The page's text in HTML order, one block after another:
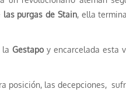
las purgas de Stain, ella
la Gestapoy encarcelada esta
posición, las decepciones,